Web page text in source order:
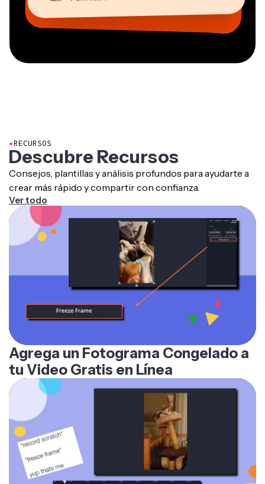
CEO en MOXIE Nashville
Freelancer de Servicios de Información
●RECURSOS
Descubre Recursos
Consejos, plantillas y análisis profundos para ayudarte a
crear más rápido y compartir con confianza.
Ver todo
Agrega un Fotograma Congelado a
tu Video Gratis en Línea